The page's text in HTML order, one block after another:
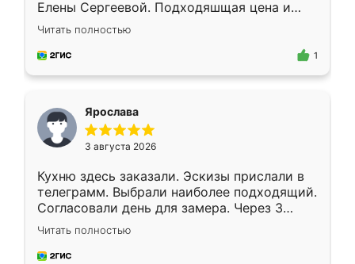
Елены Сергеевой. Подходяшщая цена и
короткие сроки изготовления. Приехавший
для замера сотрудник Владислав
предложил по моему эскизу самый
Читать полностью
1
Ярослава
3 августа 2026
Кухню здесь заказали. Эскизы прислали в
телеграмм. Выбрали наиболее подходящий.
Согласовали день для замера. Через 3
недели кухня была уже готова. Остались
довольны работой. Спасибо Ренессанс
мебель за качественную работу!
Читать полностью